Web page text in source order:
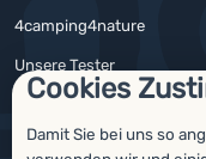
Cookies
Damit Sie bei uns so
4camping4nature
Unsere Tester